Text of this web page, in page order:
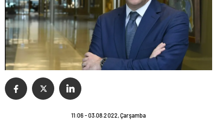
11:06 - 03.08.2022, Çarşamba